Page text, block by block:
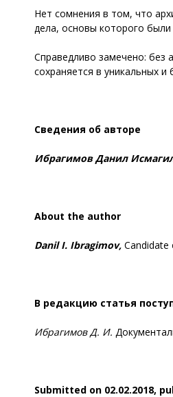
Нет сомнения в том, что
дела, основы которого
Справедливо замечено: без
сохраняется в уникальных и
Сведения об авторе
Ибрагимов Данил
About the author
Danil I. Ibragimov, Candidate
В редакцию статья
Ибрагимов Д. И.
Submitted on 02.02.2018,